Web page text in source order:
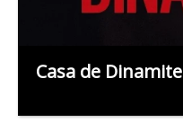
Casa de Dinamite